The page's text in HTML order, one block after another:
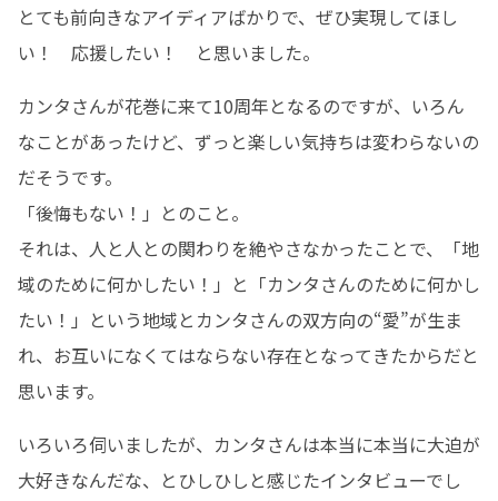
とても前向きなアイディアばかりで、ぜひ実現してほし
い！　応援したい！　と思いました。
カンタさんが花巻に来て10周年となるのですが、いろん
なことがあったけど、ずっと楽しい気持ちは変わらないの
だそうです。
「後悔もない！」とのこと。
それは、人と人との関わりを絶やさなかったことで、「地
域のために何かしたい！」と「カンタさんのために何かし
たい！」という地域とカンタさんの双方向の“愛”が生ま
れ、お互いになくてはならない存在となってきたからだと
思います。
いろいろ伺いましたが、カンタさんは本当に本当に大迫が
大好きなんだな、とひしひしと感じたインタビューでし